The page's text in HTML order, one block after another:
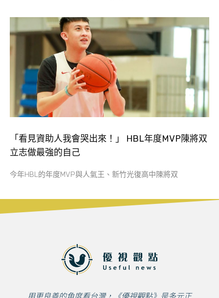
「看見資助人我會哭出來！」 HBL年度MVP陳將双
立志做最強的自己
今年HBL的年度MVP與人氣王、新竹光復高中陳將双